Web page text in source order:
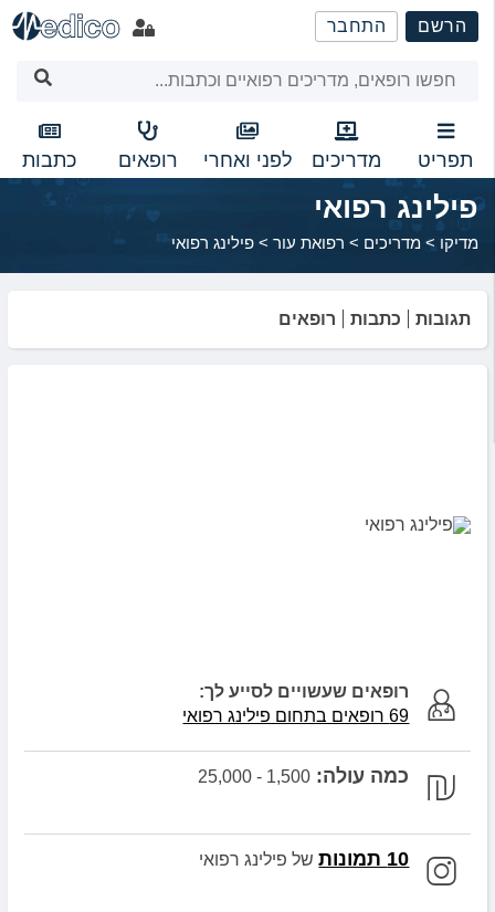
שִׂים
לֵב:
מַעֲרֶכֶת
נָגִישׁ
בִּקְלִיק
הַמְּסַיַּעַת
לִנְגִישׁוּת
הָאֲתָר.
הרשם התחבר
תפריט מדריכים לפני ואחרי רופאים כתבות
פילינג רפואי
מדיקו > מדריכים > רפואת עור > פילינג רפואי
תגובות כתבות רופאים
רופאים שעשויים לסייע לך:
69 רופאים בתחום פילינג רפואי
כמה עולה: 1,500 - 25,000
10 תמונות של פילינג רפואי